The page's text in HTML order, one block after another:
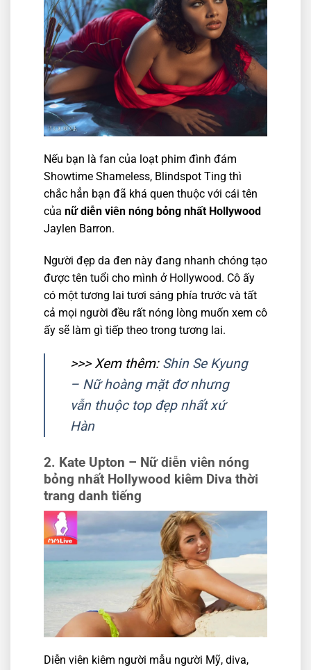
Nếu bạn là fan của loạt phim đình đám
Showtime Shameless, Blindspot Ting thì
chắc hẳn bạn đã khá quen thuộc với cái tên
của nữ diễn viên nóng bỏng nhất Hollywood
Jaylen Barron.
Người đẹp da đen này đang nhanh chóng tạo
được tên tuổi cho mình ở Hollywood. Cô ấy
có một tương lai tươi sáng phía trước và tất
cả mọi người đều rất nóng lòng muốn xem cô
ấy sẽ làm gì tiếp theo trong tương lai.
>>> Xem thêm: Shin Se Kyung
– Nữ hoàng mặt đơ nhưng
vẫn thuộc top đẹp nhất xứ
Hàn
2. Kate Upton – Nữ diễn viên nóng
bỏng nhất Hollywood kiêm Diva thời
trang danh tiếng
Diễn viên kiêm người mẫu người Mỹ, diva,